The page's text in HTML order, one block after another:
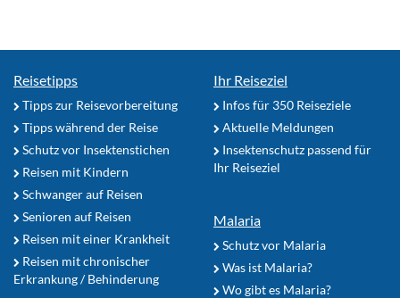
Reisetipps
Tipps zur Reisevorbereitung
Tipps während der Reise
Schutz vor Insektenstichen
Reisen mit Kindern
Schwanger auf Reisen
Senioren auf Reisen
Reisen mit einer Krankheit
Reisen mit chronischer
Erkrankung / Behinderung
Ihr Reiseziel
Infos für 350 Reiseziele
Aktuelle Meldungen
Insektenschutz passend für
Ihr Reiseziel
Malaria
Schutz vor Malaria
Was ist Malaria?
Wo gibt es Malaria?